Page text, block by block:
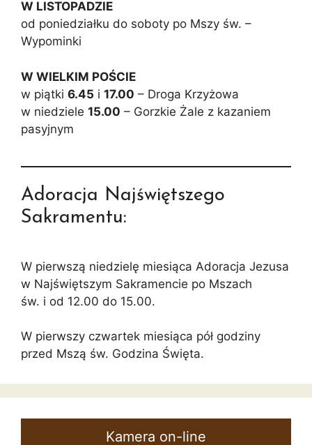
W LISTOPADZIE
od poniedziałku do soboty po Mszy św. –
Wypominki
W WIELKIM POŚCIE
w piątki 6.45 i 17.00 – Droga Krzyżowa
w niedziele 15.00 – Gorzkie Żale z kazaniem
pasyjnym
Adoracja Najświętszego
Sakramentu:
W pierwszą niedzielę miesiąca Adoracja Jezusa
w Najświętszym Sakramencie po Mszach
św. i od 12.00 do 15.00.
W pierwszy czwartek miesiąca pół godziny
przed Mszą św. Godzina Święta.
Kamera on-line